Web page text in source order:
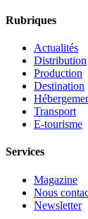
Rubriques
Actualités
Distribution
Production
Destination
Transport
E-tourisme
Services
Magazine
Nous
Newsletter